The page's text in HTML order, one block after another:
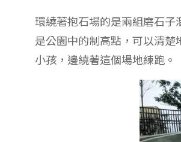
環繞著抱石場的是兩組磨石子
是公園中的制高點，可以清
小孩，邊繞著這個場地練跑。